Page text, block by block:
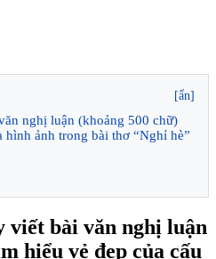
[ẩn]
nghị luận (khoảng 500 chữ)
hình ảnh trong bài thơ “Nghỉ hè”
viết bài văn nghị luận
hiểu vẻ đẹp của cấu